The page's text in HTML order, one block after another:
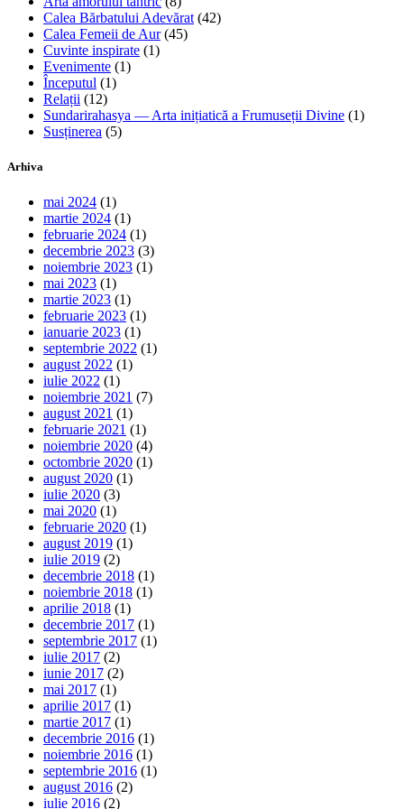
Calea Bărbatului Adevărat (42)
Calea Femeii de Aur(45)
Cuvinte inspirate (1)
Evenimente (1)
Începutul (1)
Relații (12)
Sundarirahasya — Arta inițiatică a Frumuseții Divine (1)
Susținerea (5)
Arhiva
mai 2024 (1)
martie 2024 (1)
februarie 2024 (1)
decembrie 2023 (3)
noiembrie 2023 (1)
mai 2023 (1)
martie 2023 (1)
februarie 2023 (1)
ianuarie 2023 (1)
septembrie 2022 (1)
august 2022 (1)
iulie 2022 (1)
noiembrie 2021 (7)
august 2021 (1)
februarie 2021 (1)
noiembrie 2020 (4)
octombrie 2020 (1)
august 2020 (1)
iulie 2020 (3)
mai 2020 (1)
februarie 2020 (1)
august 2019 (1)
iulie 2019 (2)
decembrie 2018 (1)
noiembrie 2018 (1)
aprilie 2018 (1)
decembrie 2017 (1)
septembrie 2017 (1)
iulie 2017 (2)
iunie 2017 (2)
mai 2017 (1)
aprilie 2017 (1)
martie 2017 (1)
decembrie 2016 (1)
noiembrie 2016 (1)
septembrie 2016 (1)
august 2016 (2)
iulie 2016 (2)